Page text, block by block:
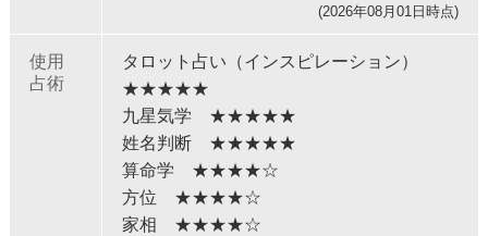
(2026年08月01日時点)
使用
占術
タロット占い（インスピレーション）
★★★★★
九星気学 ★★★★★
姓名判断 ★★★★★
算命学 ★★★★☆
方位 ★★★★☆
家相 ★★★★☆